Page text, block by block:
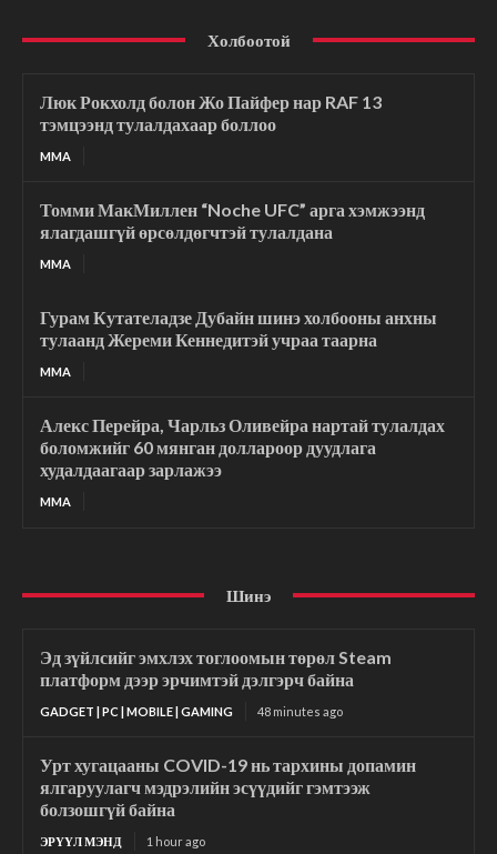
Холбоотой
Люк Рокхолд болон Жо Пайфер нар RAF 13
тэмцээнд тулалдахаар боллоо
MMA
Томми МакМиллен “Noche UFC” арга хэмжээнд
ялагдашгүй өрсөлдөгчтэй тулалдана
MMA
Гурам Кутателадзе Дубайн шинэ холбооны анхны
тулаанд Жереми Кеннедитэй учраа таарна
MMA
Алекс Перейра, Чарльз Оливейра нартай тулалдах
боломжийг 60 мянган доллароор дуудлага
худалдаагаар зарлажээ
MMA
Шинэ
Эд зүйлсийг эмхлэх тоглоомын төрөл Steam
платформ дээр эрчимтэй дэлгэрч байна
GADGET | PC | MOBILE | GAMING 48 minutes ago
Урт хугацааны COVID-19 нь тархины допамин
ялгаруулагч мэдрэлийн эсүүдийг гэмтээж
болзошгүй байна
ЭРҮҮЛ МЭНД 1 hour ago